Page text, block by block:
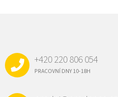
+420 220 806 054
PRACOVNÍ DNY 10-18H